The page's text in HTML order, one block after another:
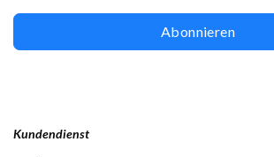
Kundendienst
Abonnieren